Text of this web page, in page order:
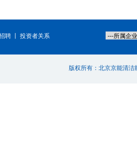
聘 投资者关系
版权所有：北京京能清